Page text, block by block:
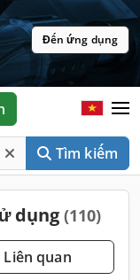
Đến ứng dụng
Tìm kiếm
dụng (110)
Liên quan